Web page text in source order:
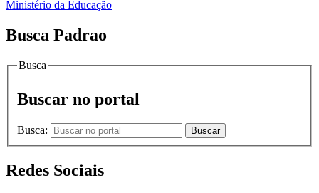
Ministério da Educação
Busca Padrao
Busca
Buscar no portal
Busca: Buscar
Redes Sociais